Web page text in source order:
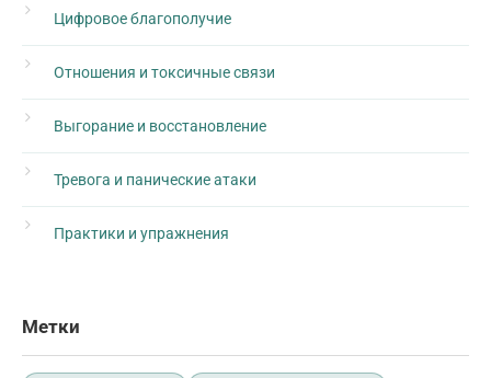
Цифровое благополучие
Отношения и токсичные связи
Выгорание и восстановление
Тревога и панические атаки
Практики и упражнения
Метки